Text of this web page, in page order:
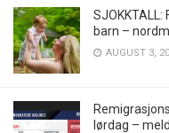
SJOKKTALL:
barn –
AUGUST 3,
lørdag –